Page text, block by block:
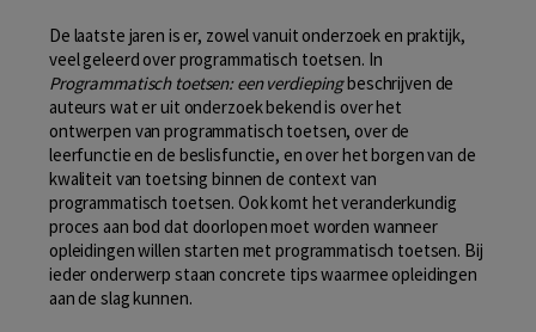
De laatste jaren is er, zowel vanuit onderzoek en praktijk,
veel geleerd over programmatisch toetsen. In
Programmatisch toetsen: een verdiepingbeschrijven de
auteurs wat er uit onderzoek bekend is over het
ontwerpen van programmatisch toetsen, over de
leerfunctie en de beslisfunctie, en over het borgen van de
kwaliteit van toetsing binnen de context van
programmatisch toetsen. Ook komt het veranderkundig
proces aan bod dat doorlopen moet worden wanneer
opleidingen willen starten met programmatisch toetsen. Bij
ieder onderwerp staan concrete tips waarmee opleidingen
aan de slag kunnen.